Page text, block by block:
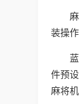
装操
件预
麻将